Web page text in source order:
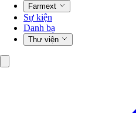
Farmext
Sự kiện
Danh bạ
Thư viện